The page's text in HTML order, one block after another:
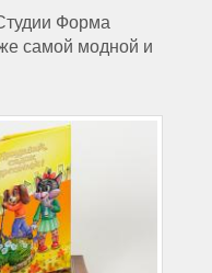
Форма
самой модной и